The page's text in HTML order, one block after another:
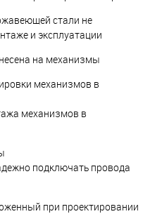
стали не
и эксплуатации
на механизмы
механизмов в
механизмов в
подключать провода
при проектировании